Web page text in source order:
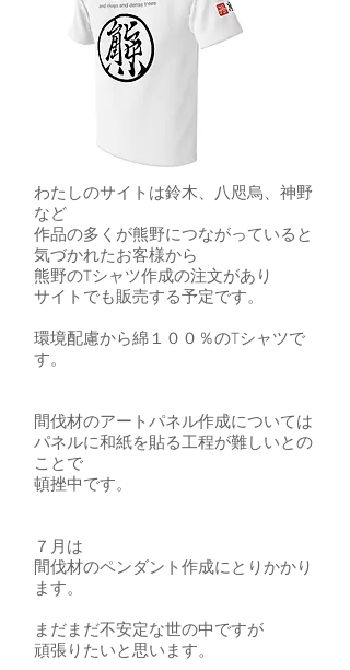
わたしのサイトは鈴木、八咫烏、神野
など
作品の多くが熊野につながっていると
気づかれたお客様から
熊野のTシャツ作成の注文があり
サイトでも販売する予定です。
環境配慮から綿１００％のTシャツで
す。
間伐材のアートパネル作成については
パネルに和紙を貼る工程が難しいとの
ことで
頓挫中です。
７月は
間伐材のペンダント作成にとりかかり
ます。
まだまだ不安定な世の中ですが
​頑張りたいと思います。